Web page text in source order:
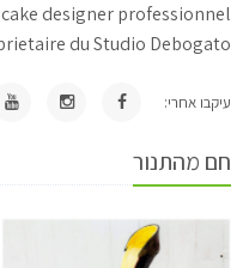
designer professionnel.
du Studio Debogato
עיקבו אחרי:
חם מהתנור